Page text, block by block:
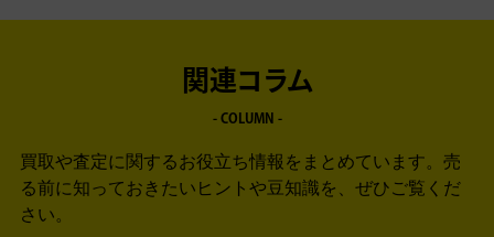
関連コラム
- COLUMN -
買取や査定に関するお役立ち情報をまとめています。 売
る前に知っておきたいヒントや豆知識を、ぜひご覧くだ
さい。